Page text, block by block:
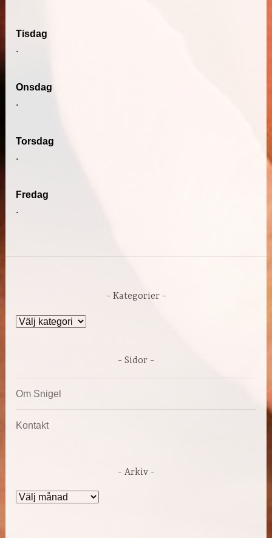
Tisdag
.
Onsdag
.
Torsdag
.
Fredag
.
Kategorier
Kategorier
Sidor
Om Snigel
Kontakt
Arkiv
Arkiv